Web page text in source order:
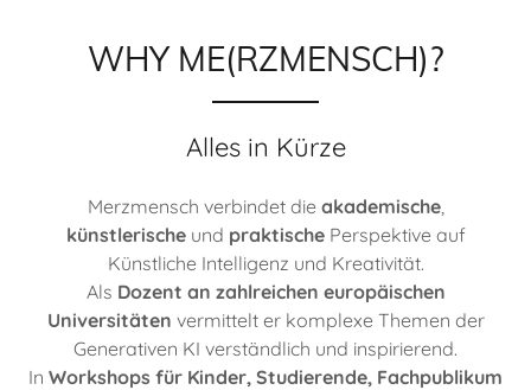
WHY ME(RZMENSCH)?
Alles in Kürze
Merzmensch verbindet die akademische,
künstlerischeund praktischePerspektive auf
Künstliche Intelligenz und Kreativität.
Als Dozent an zahlreichen europäischen
Universitäten vermittelt er komplexe Themen der
Generativen KI verständlich und inspirierend.
In Workshops für Kinder, Studierende, Fachpublikum